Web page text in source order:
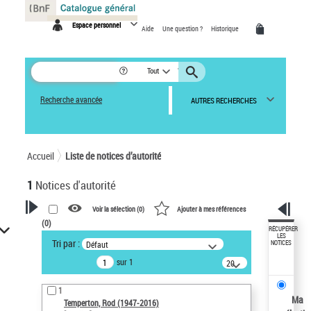
Espace personnel Aide Une question ? Historique
Tout
Recherche avancée AUTRES RECHERCHES
Accueil Liste de notices d’autorité
1 Notices d'autorité
VOTRE RECHERCHE
Recherche avancée dans les
notices d’autorité
Œuvres liées à l'auteur :
Temperton, Rod (1947-2016)
Voir la sélection (0) Ajouter à mes références
(0)
Tri par : Défaut
sur 1
20
résultats/page
1
Temperton, Rod (1947-2016)
RÉCUPÉRER
LES
NOTICES
Ma
Panneau de gestion des cookies